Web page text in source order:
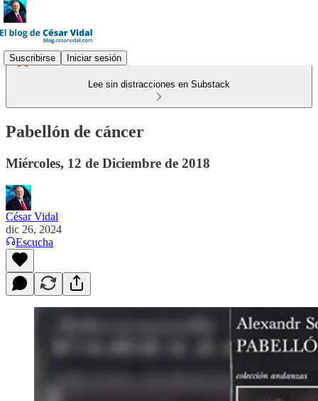
Suscribirse Iniciar sesión
Lee sin distracciones en Substack
Pabellón de cáncer
Miércoles, 12 de Diciembre de 2018
César Vidal
dic 26, 2024
Escucha